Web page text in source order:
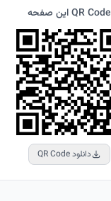
QR Code این صفحه
دانلود QR Code